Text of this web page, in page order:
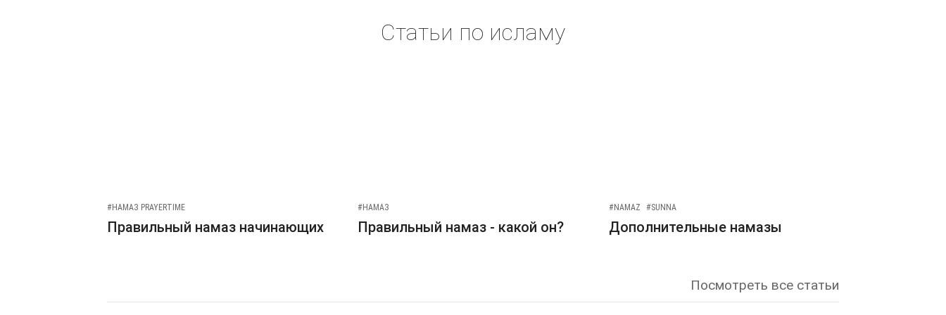
Статьи по исламу
#НАМАЗ PRAYERTIME
Правильный намаз начинающих
#НАМАЗ
Правильный намаз - какой он?
#NAMAZ #SUNNA
Дополнительные намазы
Посмотреть все статьи